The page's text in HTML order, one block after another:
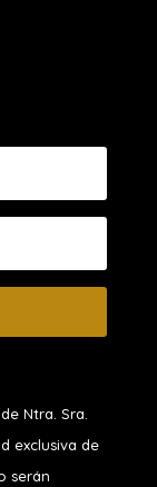
Ntra. Sra.
exclusiva de
serán